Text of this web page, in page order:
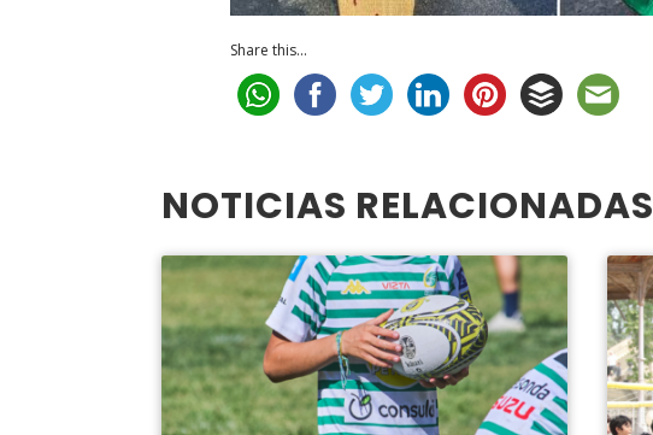
Share this...
NOTICIAS RELACIONADAS